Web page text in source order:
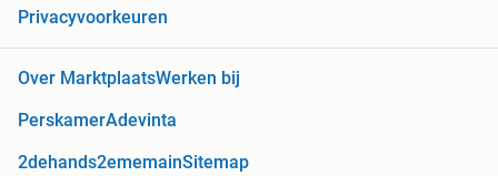
Privacyvoorkeuren
Over MarktplaatsWerken bij
PerskamerAdevinta
2dehands2ememainSitemap